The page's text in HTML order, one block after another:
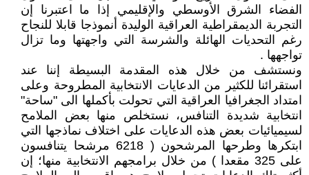
الفضاء الشرق الأوسطي والإقليمي إذا ما اعتبرنا إن
التجربة الديمقراطية العراقية الوليدة أنموذجا قابلا للنجاح
رغم التحديات الهائلة والشرسة التي واجهتها وما تزال
تواجهها .
ونستشف من خلال هذه المقدمة البسيطة إننا عند
استقرائنا للكثير من الدعايات الانتخابية المطروحة وعلى
امتداد الجغرافيا العراقية التي تحولت بأكملها الى "ساحة"
انتخابية شديدة التنافس، نستخلص منها بعض الملامح
لسيميائيات بعض هذه الدعايات على اختلاف نماذجها التي
ابتكرها وطرحها المرشحون ( 6218 مرشحا يتنافسون
على 325 مقعدا ) من خلال برامجهم الانتخابية منها؛ إن